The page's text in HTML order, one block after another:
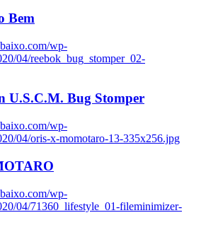
Bem
wp-
04/reebok_bug_stomper_02-
U.S.C.M. Bug Stomper
wp-
04/oris-x-momotaro-13-335x256.jpg
wp-
04/71360_lifestyle_01-fileminimizer-